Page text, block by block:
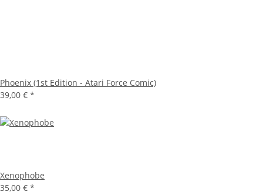
Phoenix (1st Edition - Atari Force Comic)
39,00 € *
Xenophobe
35,00 € *